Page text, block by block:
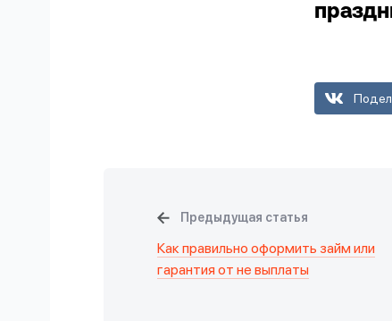
Предыдущая статья
Как правильно оформить займ или
гарантия от не выплаты